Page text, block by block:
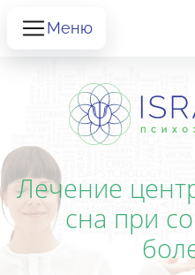
Меню
Лечение
сна при